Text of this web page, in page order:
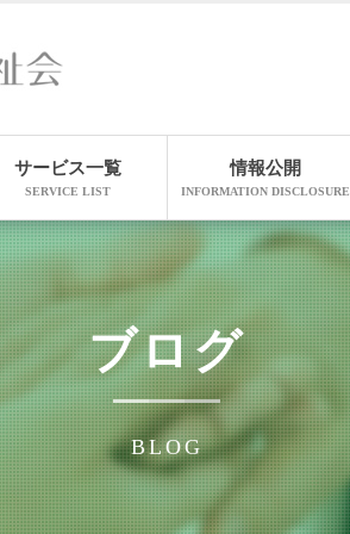
サービス一覧
SERVICE LIST
情報公開
INFORMATION DISCLOSURE
ブログ
BLOG